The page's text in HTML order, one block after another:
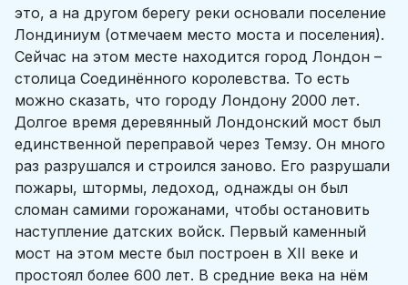
это, а на другом берегу реки основали поселение
Лондиниум (отмечаем место моста и поселения).
Сейчас на этом месте находится город Лондон –
столица Соединённого королевства. То есть
можно сказать, что городу Лондону 2000 лет.
Долгое время деревянный Лондонский мост был
единственной переправой через Темзу. Он много
раз разрушался и строился заново. Его разрушали
пожары, штормы, ледоход, однажды он был
сломан самими горожанами, чтобы остановить
наступление датских войск. Первый каменный
мост на этом месте был построен в XII веке и
простоял более 600 лет. В средние века на нём